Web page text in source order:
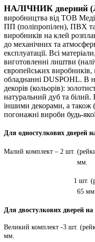
НАЛІЧНИК дверний
виробництва від ТОВ
ПП (поліпропілен), ПВХ
виробників на клей
до механічних та
експлуатації. Всі
виготовленні лиштви
європейських виробників,
обладнанні DUSPOHL. В
декорів (кольорів):
натуральний дуб та білий.
іншими декорами, а також
погонажні вироби будь-
Для одностулкових дверей
Малий комплект – 2 шт.
мм.
1 шт.
65 мм.
Для двостулкових дверей на
Великий комплект -3 шт.
мм.